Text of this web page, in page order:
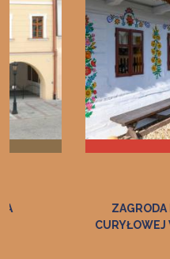
ZAGRODA FELICJI
CURYŁOWEJ W ZALIPIU